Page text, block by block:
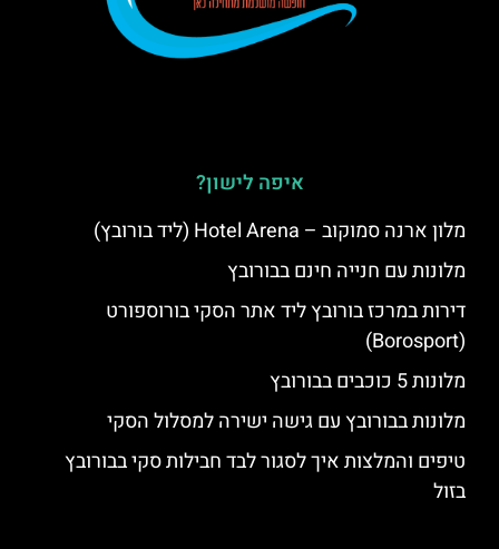
איפה לישון?
מלון ארנה סמוקוב – Hotel Arena (ליד בורובץ)
מלונות עם חנייה חינם בבורובץ
דירות במרכז בורובץ ליד אתר הסקי בורוספורט
(Borosport)
מלונות 5 כוכבים בבורובץ
מלונות בבורובץ עם גישה ישירה למסלול הסקי
טיפים והמלצות איך לסגור לבד חבילות סקי בבורובץ
בזול